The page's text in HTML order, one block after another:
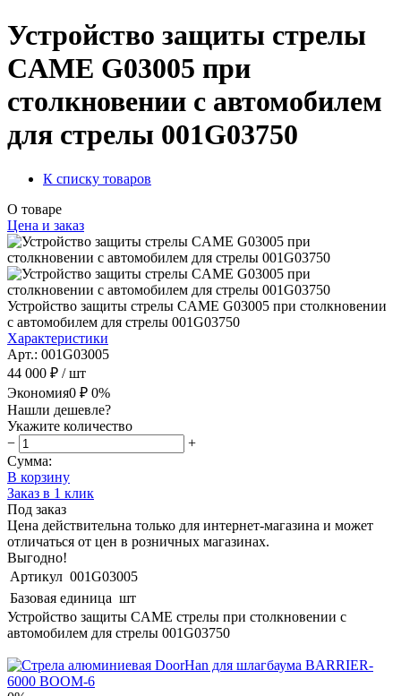
Устройство защиты стрелы
CAME G03005 при
столкновении с автомобилем
для стрелы 001G03750
К списку товаров
О товаре
Цена и заказ
Устройство защиты стрелы CAME G03005 при столкновении
с автомобилем для стрелы 001G03750
Характеристики
Арт.: 001G03005
44 000 ₽ / шт
Экономия0 ₽ 0%
Нашли дешевле?
Укажите количество
−
+
Сумма:
В корзину
Заказ в 1 клик
Под заказ
Цена действительна только для интернет-магазина и может
отличаться от цен в розничных магазинах.
Выгодно!
Артикул 001G03005
Базовая единица шт
Устройство защиты CAME стрелы при столкновении с
автомобилем для стрелы 001G03750